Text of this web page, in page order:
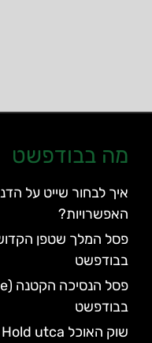
מה בבודפשט
איך לבחור שייט על
האפשרויות?
בבודפשט
בבודפשט
שוק האוכל Hold utca בבודפשט